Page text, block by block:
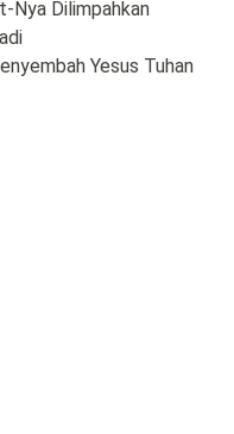
Nya Dilimpahkan
Yesus Tuhan